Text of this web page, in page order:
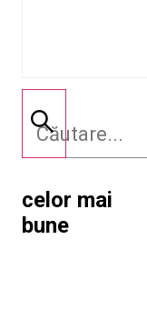
celor mai
bune